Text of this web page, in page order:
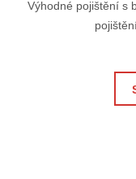
Výhodné pojištění s